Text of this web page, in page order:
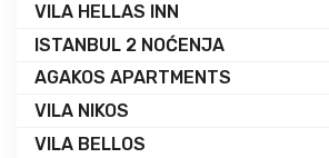
VILA HELLAS INN
ISTANBUL 2 NOĆENJA
AGAKOS APARTMENTS
VILA NIKOS
VILA BELLOS